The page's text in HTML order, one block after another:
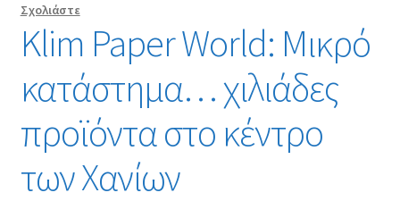
Σχολιάστε
Klim Paper World: Μικρό
κατάστημα… χιλιάδες
προϊόντα στο κέντρο
των Χανίων